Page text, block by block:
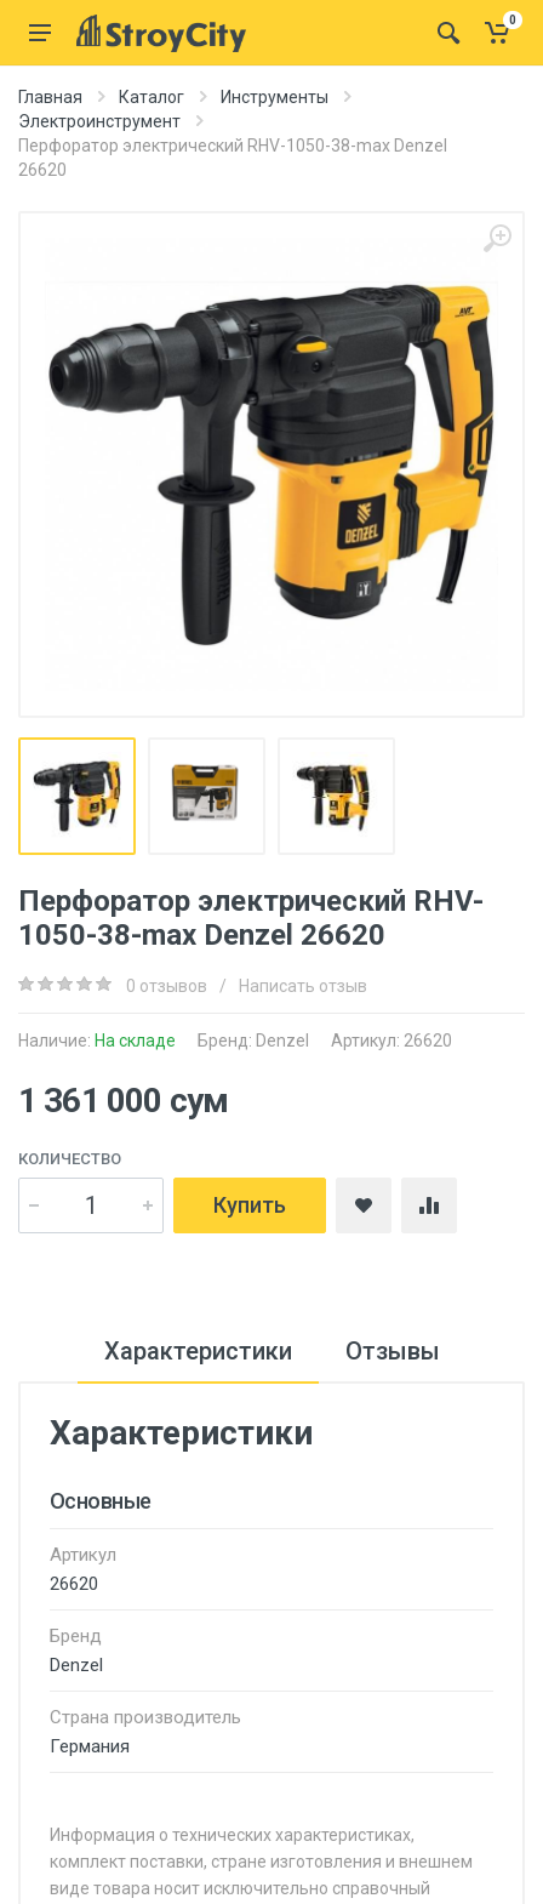
0
Главная Каталог
Инструменты
Электроинструмент
Перфоратор электрический RHV-1050-38-max Denzel
26620
Перфоратор электрический RHV-
1050-38-max Denzel 26620
0 отзывов / Написать отзыв
Наличие: На складе Бренд: Denzel Артикул: 26620
1 361 000 сум
КОЛИЧЕСТВО
Купить
Характеристики Отзывы
Характеристики
Основные
Артикул
26620
Бренд
Denzel
Страна производитель
Германия
Информация о технических характеристиках,
комплект поставки, стране изготовления и внешнем
виде товара носит исключительно справочный